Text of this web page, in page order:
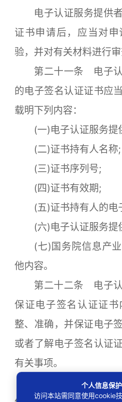
电子认证服务提供者
证书申请后，应当对
验，并对有关材料进行审
第二十一条 电子认
的电子签名认证证书应
载明下列内容：
(一)电子认证服务提
(二)证书持有人名称;
(三)证书序列号;
(四)证书有效期;
(五)证书持有人的电
(六)电子认证服务提
(七)国务院信息产业
他内容。
第二十二条 电子认
保证电子签名认证证
整、准确，并保证电子
或者了解电子签名认证
有关事项。
第二十三条 电子认
个人信息保
访问本站需同意使用cookie